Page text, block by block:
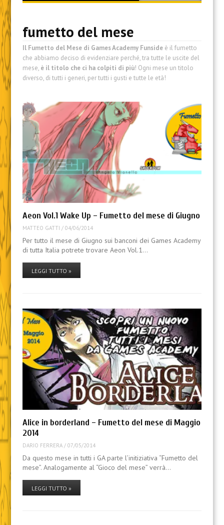
content
fumetto del mese
Il Fumetto del Mese di Games Academy Funsideè il fumetto
che abbiamo deciso di evidenziare perché, tra tutte le uscite del
mese, è il titolo che ci ha colpiti di più! Ogni mese un titolo
diverso, di tutti i generi, per tutti i gusti e tutte le età!
Aeon Vol.1 Wake Up – Fumetto del mese di Giugno
MATTEO GATTI / 04/06/2014
Per tutto il mese di Giugno sui banconi dei Games Academy
di tutta Italia potrete trovare Aeon Vol.1…
LEGGI TUTTO »
Alice in borderland – Fumetto del mese di Maggio
2014
DARIO FERRERA/ 07/05/2014
Da questo mese in tutti i GA parte l’initiziativa “Fumetto del
mese”. Analogamente al “Gioco del mese” verrà…
LEGGI TUTTO »